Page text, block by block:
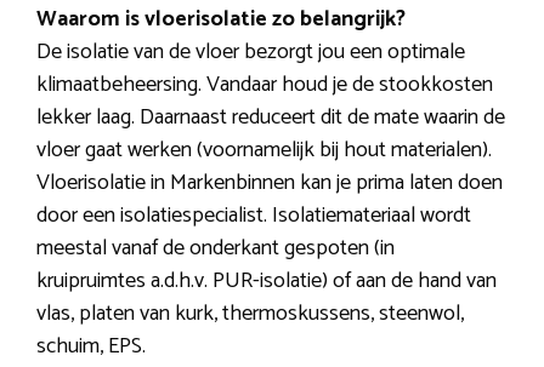
Waarom is vloerisolatie zo belangrijk?
De isolatie van de vloer bezorgt jou een optimale
klimaatbeheersing. Vandaar houd je de stookkosten
lekker laag. Daarnaast reduceert dit de mate waarin de
vloer gaat werken (voornamelijk bij hout materialen).
Vloerisolatie in Markenbinnen kan je prima laten doen
door een isolatiespecialist. Isolatiemateriaal wordt
meestal vanaf de onderkant gespoten (in
kruipruimtes a.d.h.v. PUR-isolatie) of aan de hand van
vlas, platen van kurk, thermoskussens, steenwol,
schuim, EPS.